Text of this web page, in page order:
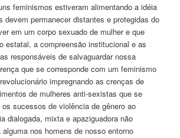
feminismos estiveram alimentando a idéia
devem permanecer distantes e protegidas do
em um corpo sexuado de mulher e que
estatal, a compreensão institucional e as
responsáveis de salvaguardar nossa
que se corresponde com um feminismo
impregnando as crenças de
de mulheres anti-sexistas que se
sucessos de violência de gênero ao
dialogada, mixta e apaziguadora não
nos homens de nosso entorno